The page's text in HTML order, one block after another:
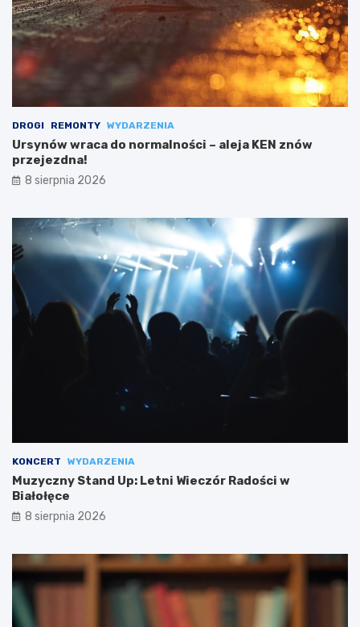
DROGI REMONTY WYDARZENIA
Ursynów wraca do normalności – aleja KEN znów
przejezdna!
8 sierpnia 2026
KONCERT WYDARZENIA
Muzyczny Stand Up: Letni Wieczór Radości w
Białołęce
8 sierpnia 2026